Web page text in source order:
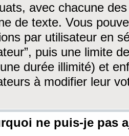
avec chacune
de texte. Vous
par utilisateur en
puis une limite
durée illimité) et
à modifier leur
ne puis-je pas